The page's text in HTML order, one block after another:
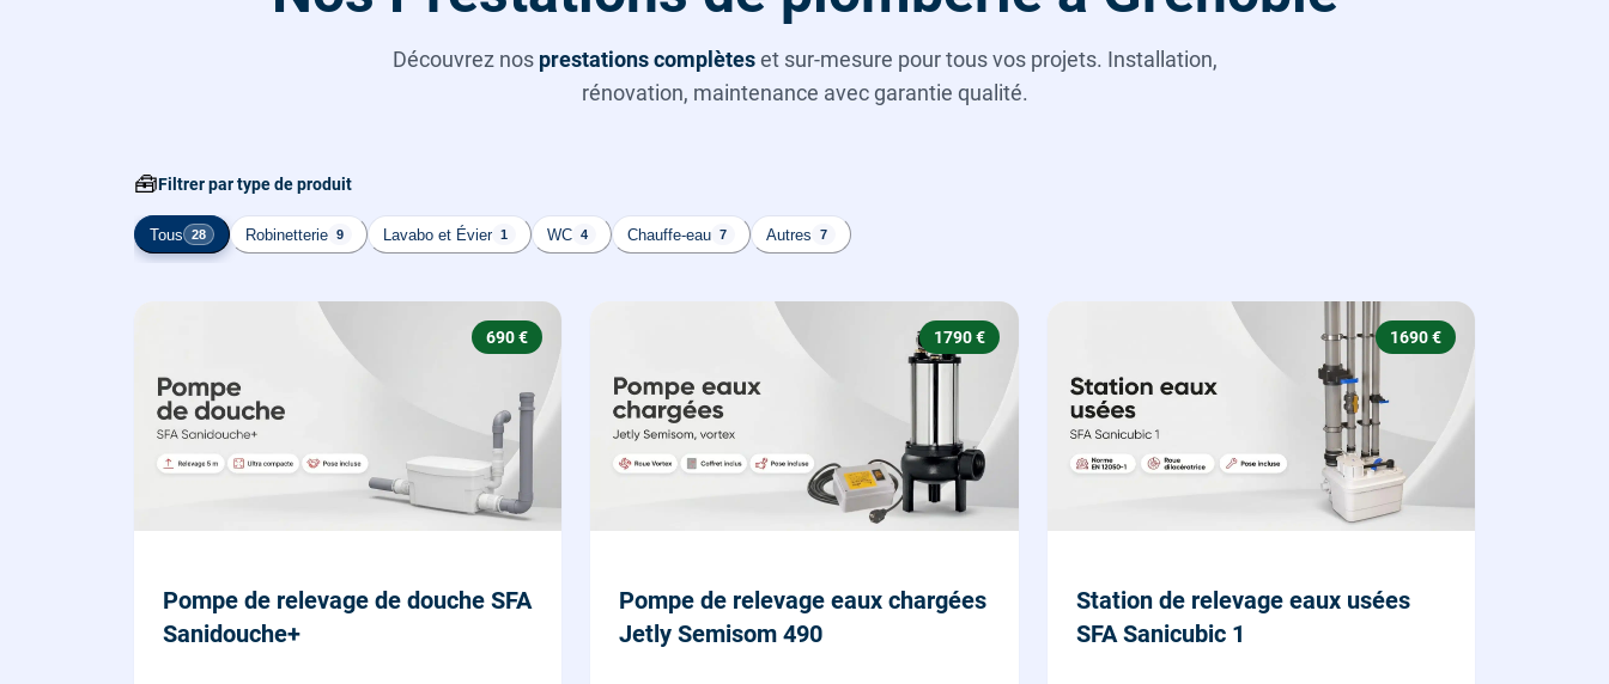
Découvrez nos prestations complèteset sur-mesure pour tous vos projets. Installation,
rénovation, maintenance avec garantie qualité.
🧰Filtrer par type de produit
Tous 28 Robinetterie 9 Lavabo et Évier 1 WC 4 Chauffe-eau 7 Autres 7
690 €
Pompe de relevage de douche SFA
Sanidouche+
1790 €
Pompe de relevage eaux chargées
Jetly Semisom 490
1690 €
Station de relevage eaux usées
SFA Sanicubic 1